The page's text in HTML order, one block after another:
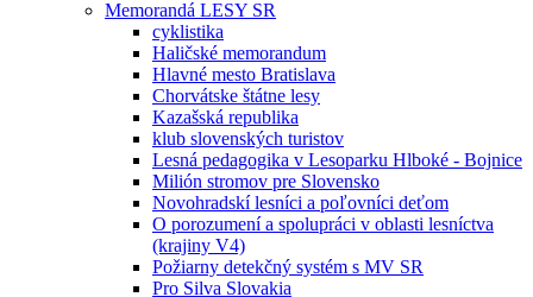
Memorandá LESY SR
cyklistika
Haličské memorandum
Hlavné mesto Bratislava
Chorvátske štátne lesy
Kazašská republika
klub slovenských turistov
Lesná pedagogika v Lesoparku Hlboké - Bojnice
Milión stromov pre Slovensko
Novohradskí lesníci a poľovníci deťom
O porozumení a spolupráci v oblasti lesníctva
(krajiny V4)
Požiarny detekčný systém s MV SR
Pro Silva Slovakia